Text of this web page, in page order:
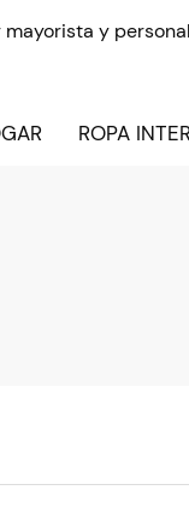
mayorista y
ROPA